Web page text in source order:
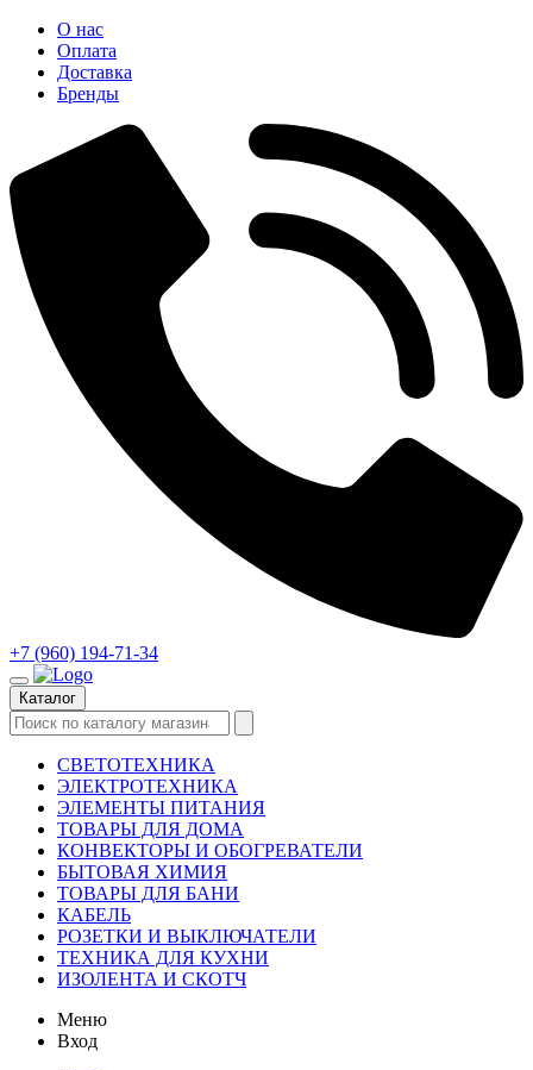
О нас
Оплата
Доставка
Бренды
+7 (960) 194-71-34
Каталог
СВЕТОТЕХНИКА
ЭЛЕКТРОТЕХНИКА
ЭЛЕМЕНТЫ ПИТАНИЯ
ТОВАРЫ ДЛЯ ДОМА
КОНВЕКТОРЫ И ОБОГРЕВАТЕЛИ
БЫТОВАЯ ХИМИЯ
ТОВАРЫ ДЛЯ БАНИ
КАБЕЛЬ
РОЗЕТКИ И ВЫКЛЮЧАТЕЛИ
ТЕХНИКА ДЛЯ КУХНИ
ИЗОЛЕНТА И СКОТЧ
Меню
Вход